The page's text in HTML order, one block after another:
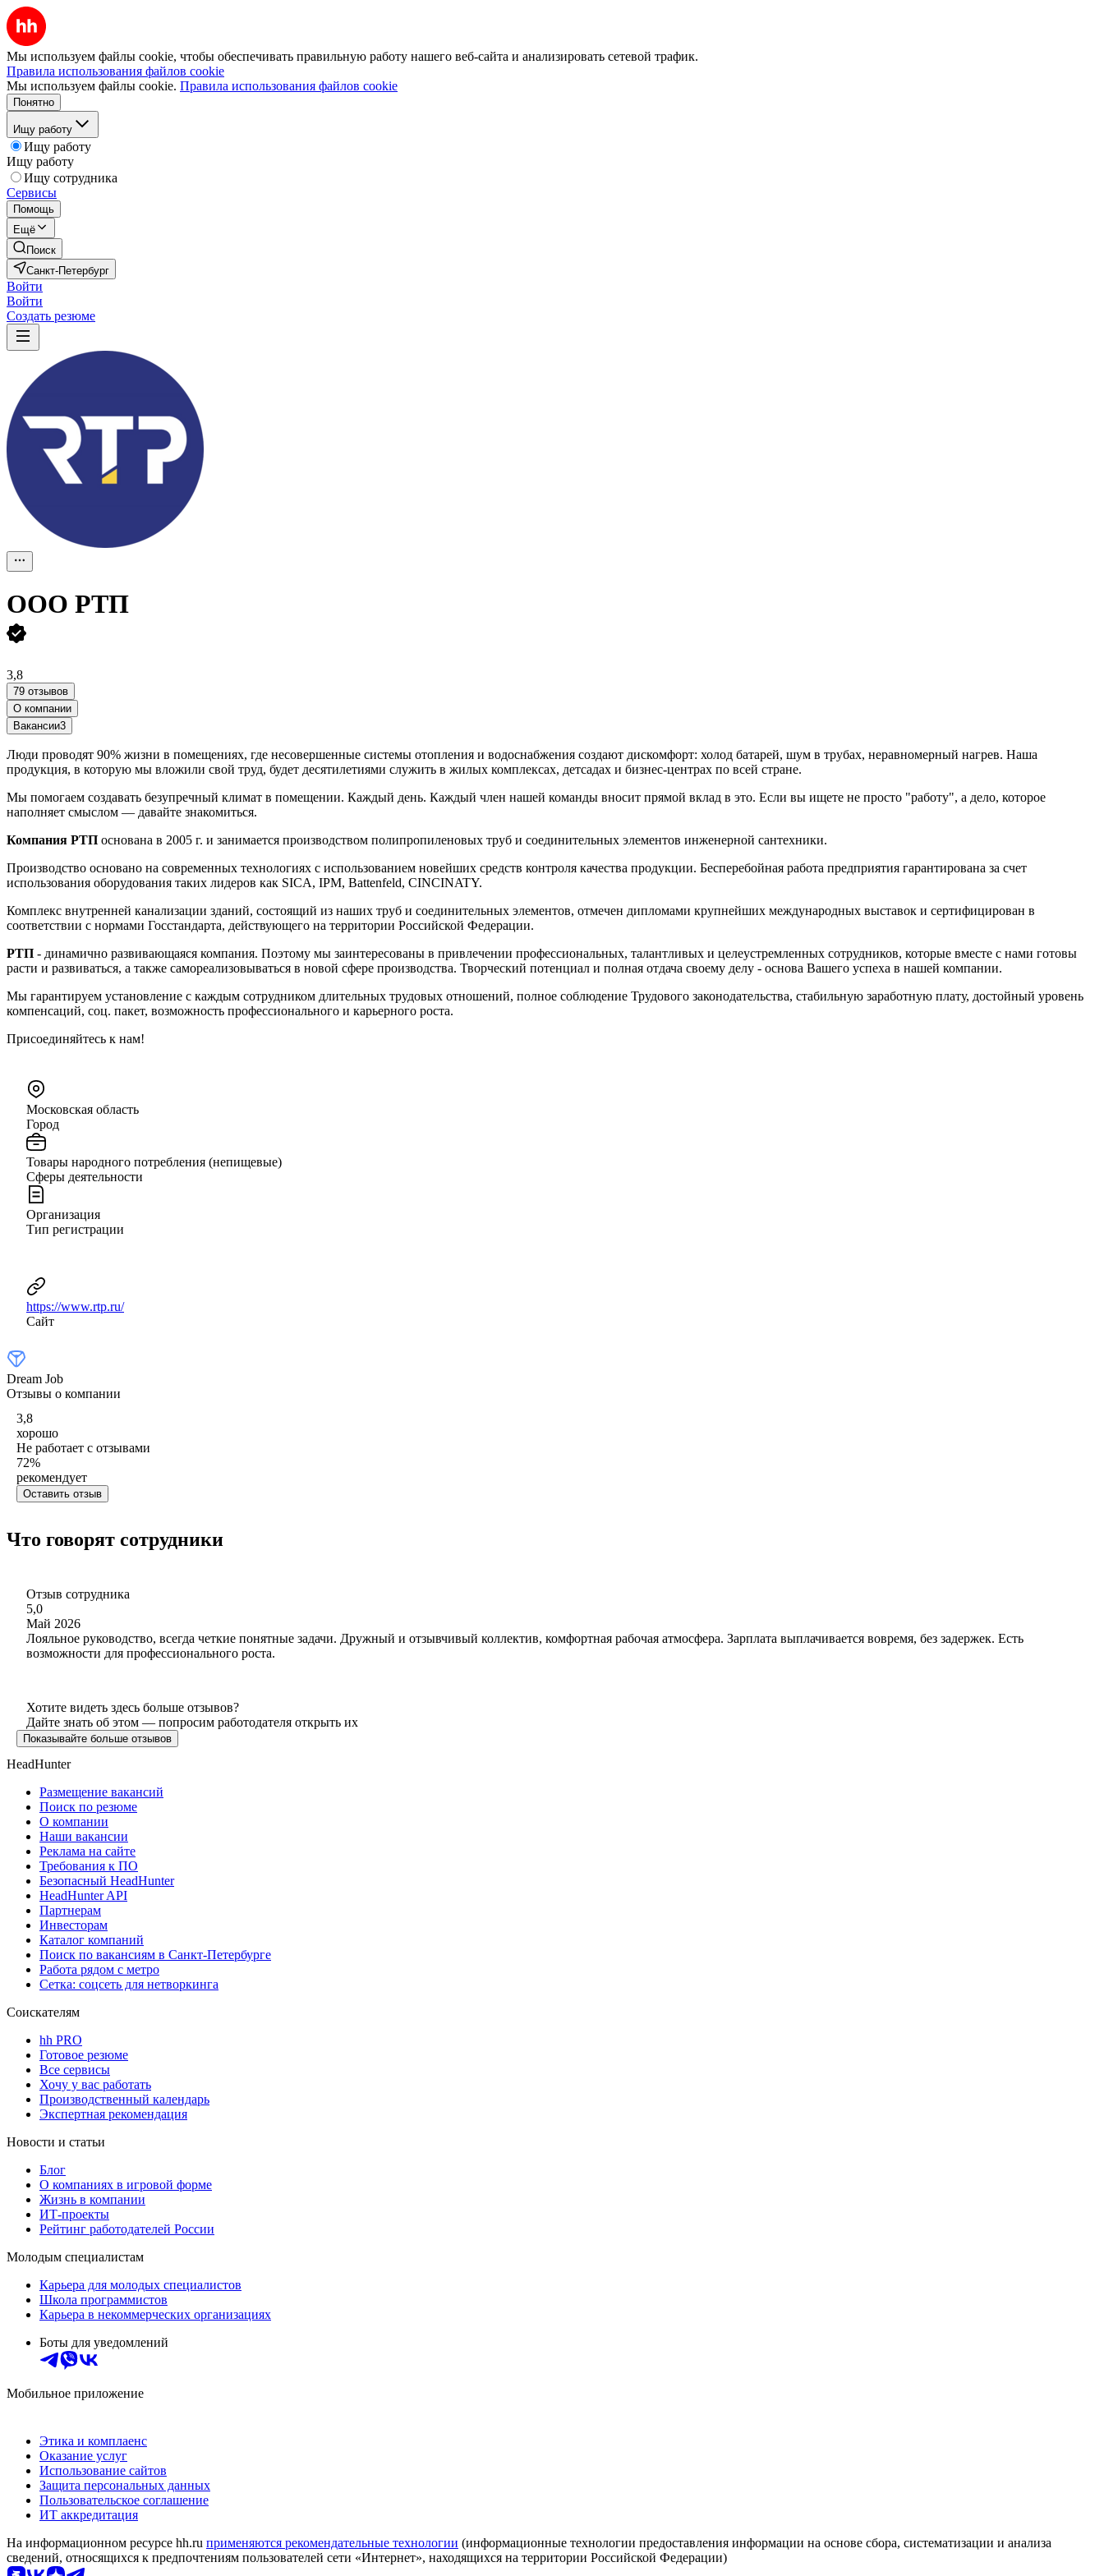
Мы используем файлы cookie, чтобы обеспечивать правильную работу нашего веб-сайта и анализировать сетевой трафик.
Правила использования файлов cookie
Мы используем файлы cookie. Правила использования файлов cookie
Понятно
Ищу работу
Ищу работу
Ищу работу
Ищу сотрудника
Сервисы
Помощь
Ещё
Поиск
Санкт-Петербург
Войти
Войти
Создать резюме
ООО РТП
3,8
79 отзывов
О компании
Вакансии3
Люди проводят 90% жизни в помещениях, где несовершенные системы отопления и водоснабжения создают дискомфорт: холод батарей, шум в трубах, неравномерный нагрев. Наша
продукция, в которую мы вложили свой труд, будет десятилетиями служить в жилых комплексах, детсадах и бизнес-центрах по всей стране.
Мы помогаем создавать безупречный климат в помещении. Каждый день. Каждый член нашей команды вносит прямой вклад в это. Если вы ищете не просто "работу", а дело, которое
наполняет смыслом — давайте знакомиться.
Компания РТП основана в 2005 г. и занимается производством полипропиленовых труб и соединительных элементов инженерной сантехники.
Производство основано на современных технологиях с использованием новейших средств контроля качества продукции. Бесперебойная работа предприятия гарантирована за счет
использования оборудования таких лидеров как SICA, IPM, Battenfeld, CINCINATY.
Комплекс внутренней канализации зданий, состоящий из наших труб и соединительных элементов, отмечен дипломами крупнейших международных выставок и сертифицирован в
соответствии с нормами Госстандарта, действующего на территории Российской Федерации.
РТП - динамично развивающаяся компания. Поэтому мы заинтересованы в привлечении профессиональных, талантливых и целеустремленных сотрудников, которые вместе с нами готовы
расти и развиваться, а также самореализовываться в новой сфере производства. Творческий потенциал и полная отдача своему делу - основа Вашего успеха в нашей компании.
Мы гарантируем установление с каждым сотрудником длительных трудовых отношений, полное соблюдение Трудового законодательства, стабильную заработную плату, достойный уровень
компенсаций, соц. пакет, возможность профессионального и карьерного роста.
Присоединяйтесь к нам!
Московская область
Город
Товары народного потребления (непищевые)
Сферы деятельности
Организация
Тип регистрации
https://www.rtp.ru/
Сайт
Dream Job
Отзывы о компании
3,8
хорошо
Не работает с отзывами
72%
рекомендует
Оставить отзыв
Что говорят сотрудники
Отзыв сотрудника
5,0
Май 2026
Лояльное руководство, всегда четкие понятные задачи. Дружный и отзывчивый коллектив, комфортная рабочая атмосфера. Зарплата выплачивается вовремя, без задержек. Есть
возможности для профессионального роста.
Хотите видеть здесь больше отзывов?
Дайте знать об этом — попросим работодателя открыть их
Показывайте больше отзывов
HeadHunter
Размещение вакансий
Поиск по резюме
О компании
Наши вакансии
Реклама на сайте
Требования к ПО
Безопасный HeadHunter
HeadHunter API
Партнерам
Инвесторам
Каталог компаний
Поиск по вакансиям в Санкт-Петербурге
Работа рядом с метро
Сетка: соцсеть для нетворкинга
Соискателям
hh PRO
Готовое резюме
Все сервисы
Хочу у вас работать
Производственный календарь
Экспертная рекомендация
Новости и статьи
Блог
О компаниях в игровой форме
Жизнь в компании
ИТ-проекты
Рейтинг работодателей России
Молодым специалистам
Карьера для молодых специалистов
Школа программистов
Карьера в некоммерческих организациях
Боты для уведомлений
Мобильное приложение
Этика и комплаенс
Оказание услуг
Использование сайтов
Защита персональных данных
Пользовательское соглашение
ИТ аккредитация
На информационном ресурсе hh.ru применяются рекомендательные технологии (информационные технологии предоставления информации на основе сбора, систематизации и анализа
сведений, относящихся к предпочтениям пользователей сети «Интернет», находящихся на территории Российской Федерации)